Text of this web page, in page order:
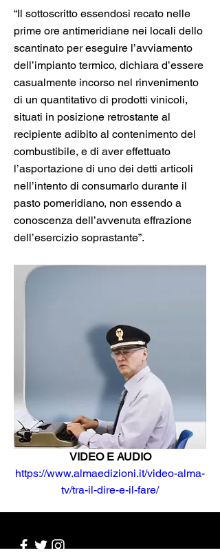
“Il sottoscritto essendosi recato nelle
prime ore antimeridiane nei locali dello
scantinato per eseguire l’avviamento
dell’impianto termico, dichiara d’essere
casualmente incorso nel rinvenimento
di un quantitativo di prodotti vinicoli,
situati in posizione retrostante al
recipiente adibito al contenimento del
combustibile, e di aver effettuato
l’asportazione di uno dei detti articoli
nell’intento di consumarlo durante il
pasto pomeridiano, non essendo a
conoscenza dell’avvenuta effrazione
dell’esercizio soprastante”.
VIDEO E AUDIO
https://www.almaedizioni.it/video-alma-
tv/tra-il-dire-e-il-fare/